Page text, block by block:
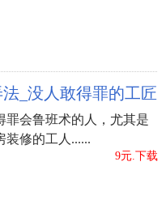
_没人敢得罪的工匠
罪会鲁班术的人，尤其是
装修的工人......
9元.下载